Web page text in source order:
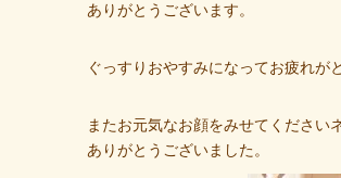
ありがとうございます。
ぐっすりおやすみになってお疲れが
またお元気なお顔をみせてください
ありがとうございました。